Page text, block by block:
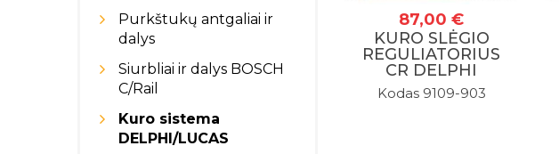
Purkštukų antgaliai ir
dalys
Siurbliai ir dalys BOSCH
C/Rail
Kuro sistema
DELPHI/LUCAS
87,00 €
KURO SLĖGIO
REGULIATORIUS
CR DELPHI
Kodas 9109-903